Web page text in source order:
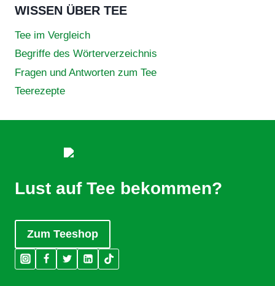
WISSEN ÜBER TEE
Tee im Vergleich
Begriffe des Wörterverzeichnis
Fragen und Antworten zum Tee
Teerezepte
Lust auf Tee bekommen?
Zum Teeshop